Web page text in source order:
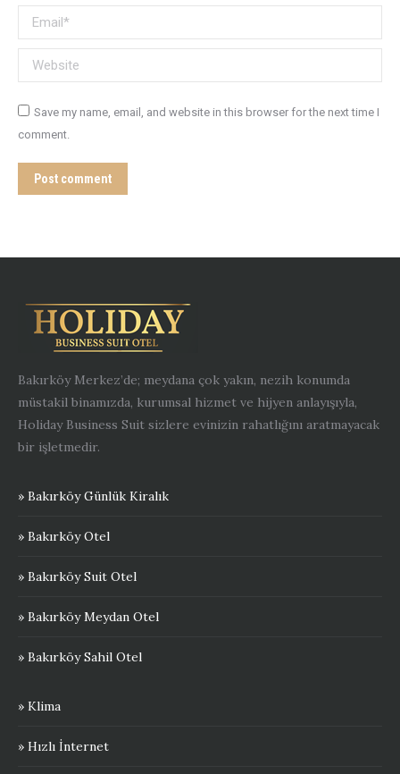
Email *
Website
Save my name, email, and website in this browser for the next time I
comment.
Post comment
Bakırköy Merkez’de; meydana çok yakın, nezih konumda
müstakil binamızda, kurumsal hizmet ve hijyen anlayışıyla,
Holiday Business Suit sizlere evinizin rahatlığını aratmayacak
bir işletmedir.
» Bakırköy Günlük Kiralık
» Bakırköy Otel
» Bakırköy Suit Otel
» Bakırköy Meydan Otel
» Bakırköy Sahil Otel
» Klima
» Hızlı İnternet